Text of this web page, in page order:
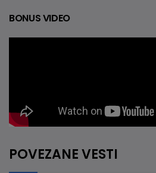
BONUS VIDEO
POVEZANE VESTI